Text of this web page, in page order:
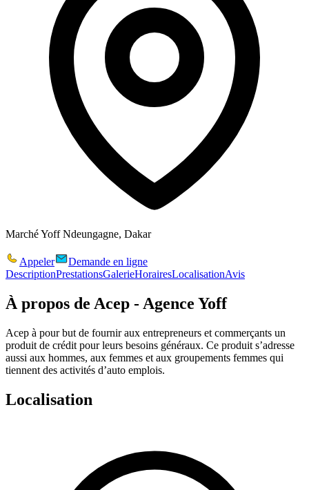
Marché Yoff Ndeungagne, Dakar
Appeler
Demande en ligne
DescriptionPrestationsGalerieHorairesLocalisationAvis
À propos de Acep - Agence Yoff
Acep à pour but de fournir aux entrepreneurs et commerçants un
produit de crédit pour leurs besoins généraux. Ce produit s’adresse
aussi aux hommes, aux femmes et aux groupements femmes qui
tiennent des activités d’auto emplois.
Localisation